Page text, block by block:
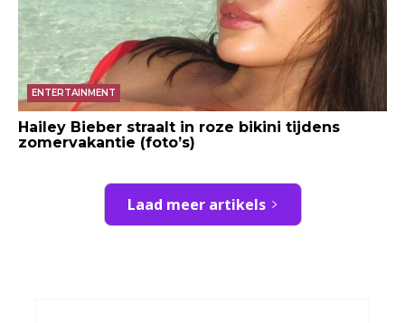
ENTERTAINMENT
Hailey Bieber straalt in roze bikini tijdens
zomervakantie (foto’s)
Laad meer artikels